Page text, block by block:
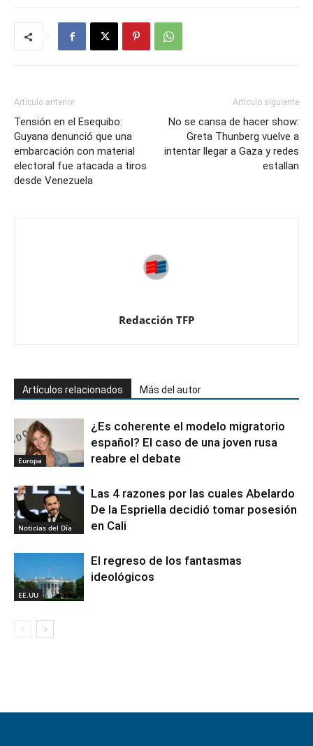
Artículo anterior
Tensión en el Esequibo:
Guyana denunció que una
embarcación con material
electoral fue atacada a tiros
desde Venezuela
Artículo siguiente
No se cansa de hacer show:
Greta Thunberg vuelve a
intentar llegar a Gaza y redes
estallan
Redacción TFP
Artículos relacionados Más del autor
Europa
¿Es coherente el modelo migratorio
español? El caso de una joven rusa
reabre el debate
Noticias del Día
Las 4 razones por las cuales Abelardo
De la Espriella decidió tomar posesión
en Cali
EE.UU
El regreso de los fantasmas
ideológicos